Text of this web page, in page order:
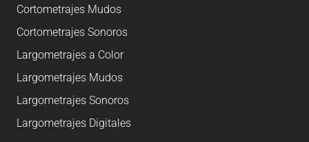
Cortometrajes Mudos
Cortometrajes Sonoros
Largometrajes a Color
Largometrajes Mudos
Largometrajes Sonoros
Largometrajes Digitales